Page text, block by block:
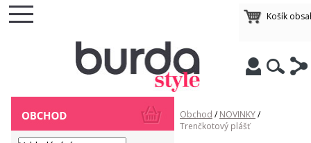
Košík
Obchod / NOVINKY/
Trenčkotový plášť